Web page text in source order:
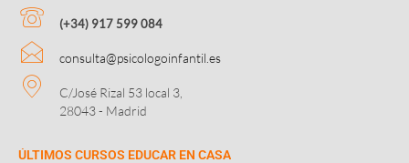
(+34) 917 599 084
consulta@psicologoinfantil.es
C/José Rizal 53 local 3,
28043 - Madrid
ÚLTIMOS CURSOS EDUCAR EN CASA